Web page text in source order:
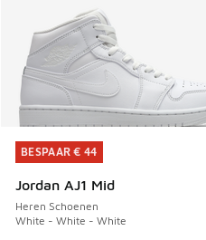
BESPAAR € 44
Jordan AJ1 Mid
Heren Schoenen
White - White - White
BESPAAR € 44